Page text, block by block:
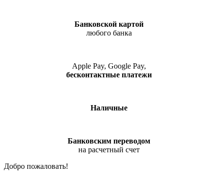
Банковской картой
любого банка
Apple Pay, Google Pay,
бесконтактные платежи
Наличные
Банковским переводом
на расчетный счет
Добро пожаловать!